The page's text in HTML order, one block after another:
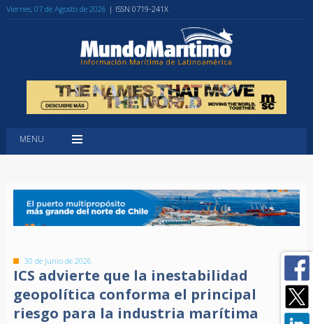
Viernes, 07 de Agosto de 2026 | ISSN 0719-241X
MENU
30 de Junio de 2026
ICS advierte que la inestabilidad
geopolítica conforma el principal
riesgo para la industria marítima